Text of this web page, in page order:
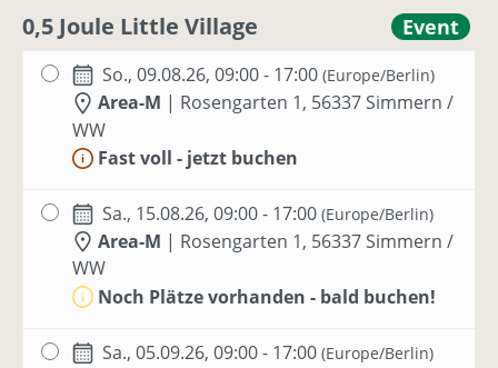
0,5 Joule Little Village Event
So., 09.08.26, 09:00 - 17:00(Europe/Berlin)
Area-M | Rosengarten 1, 56337 Simmern /
WW
Fast voll - jetzt buchen
Sa., 15.08.26, 09:00 - 17:00(Europe/Berlin)
Area-M | Rosengarten 1, 56337 Simmern /
WW
Noch Plätze vorhanden - bald buchen!
Sa., 05.09.26, 09:00 - 17:00(Europe/Berlin)